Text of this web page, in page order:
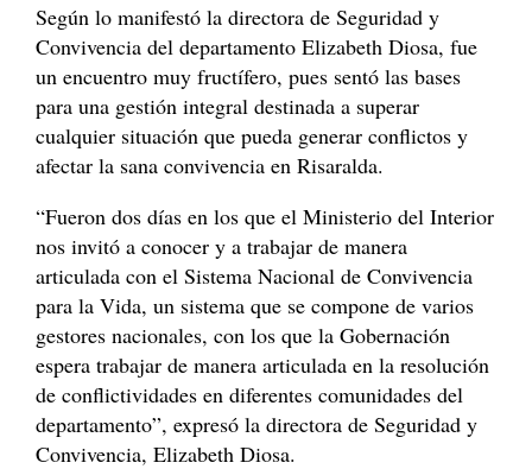
Según lo manifestó la directora de Seguridad y
Convivencia del departamento Elizabeth Diosa, fue
un encuentro muy fructífero, pues sentó las bases
para una gestión integral destinada a superar
cualquier situación que pueda generar conflictos y
afectar la sana convivencia en Risaralda.
“Fueron dos días en los que el Ministerio del Interior
nos invitó a conocer y a trabajar de manera
articulada con el Sistema Nacional de Convivencia
para la Vida, un sistema que se compone de varios
gestores nacionales, con los que la Gobernación
espera trabajar de manera articulada en la resolución
de conflictividades en diferentes comunidades del
departamento”, expresó la directora de Seguridad y
Convivencia, Elizabeth Diosa.